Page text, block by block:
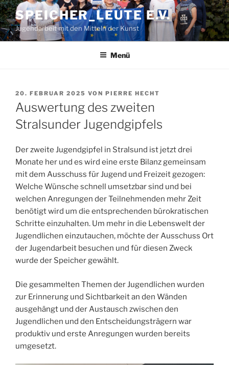
Zum
Inhalt
springen
SPEICHER_LEUTE E.V.
Jugendarbeit mit den Mitteln der Kunst
Menü
VERÖFFENTLICHT
AM
20. FEBRUAR 2025 VON PIERRE HECHT
Auswertung des zweiten
Stralsunder Jugendgipfels
Der zweite Jugendgipfel in Stralsund ist jetzt drei
Monate her und es wird eine erste Bilanz gemeinsam
mit dem Ausschuss für Jugend und Freizeit gezogen:
Welche Wünsche schnell umsetzbar sind und bei
welchen Anregungen der Teilnehmenden mehr Zeit
benötigt wird um die entsprechenden bürokratischen
Schritte einzuhalten. Um mehr in die Lebenswelt der
Jugendlichen einzutauchen, möchte der Ausschuss Ort
der Jugendarbeit besuchen und für diesen Zweck
wurde der Speicher gewählt.
Die gesammelten Themen der Jugendlichen wurden
zur Erinnerung und Sichtbarkeit an den Wänden
ausgehängt und der Austausch zwischen den
Jugendlichen und den Entscheidungsträgern war
produktiv und erste Anregungen wurden bereits
umgesetzt.